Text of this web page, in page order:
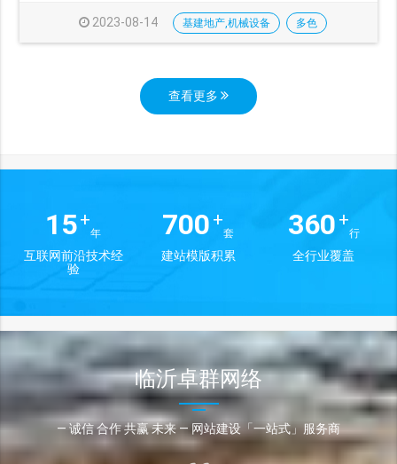
2023-08-14 基建地产,机械设备 多色
查看更多
15+
年
互联网前沿技术经
验
700 +
套
建站模版积累
360 +
行
全行业覆盖
临沂卓群网络
— 诚信 合作 共赢 未来 — 网站建设「一站式」服务商